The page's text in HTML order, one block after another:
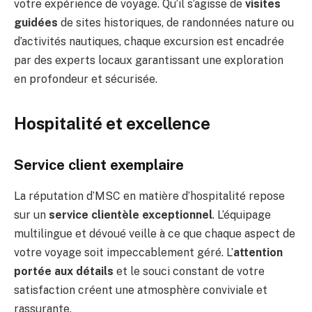
votre expérience de voyage. Qu’il s’agisse de visites
guidées de sites historiques, de randonnées nature ou
d’activités nautiques, chaque excursion est encadrée
par des experts locaux garantissant une exploration
en profondeur et sécurisée.
Hospitalité et excellence
Service client exemplaire
La réputation d’MSC en matière d’hospitalité repose
sur un service clientèle exceptionnel. L’équipage
multilingue et dévoué veille à ce que chaque aspect de
votre voyage soit impeccablement géré. L’attention
portée aux détails et le souci constant de votre
satisfaction créent une atmosphère conviviale et
rassurante.